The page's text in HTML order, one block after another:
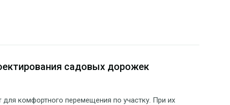
садовых дорожек
комфортного перемещения по участку. При их